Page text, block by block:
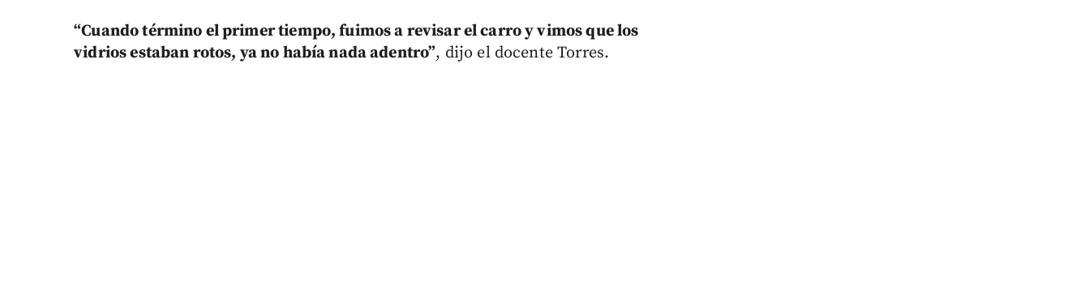
“Cuando término el primer tiempo, fuimos a revisar el carro y vimos que los
vidrios estaban rotos, ya no había nada adentro”, dijo el docente Torres.